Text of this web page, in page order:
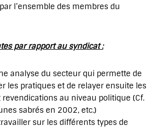
l’ensemble des membres du
par rapport au syndicat :
analyse du secteur qui permette de
les pratiques et de relayer ensuite les
revendications au niveau politique (Cf.
sabrés en 2002, etc.)
sur les différents types de